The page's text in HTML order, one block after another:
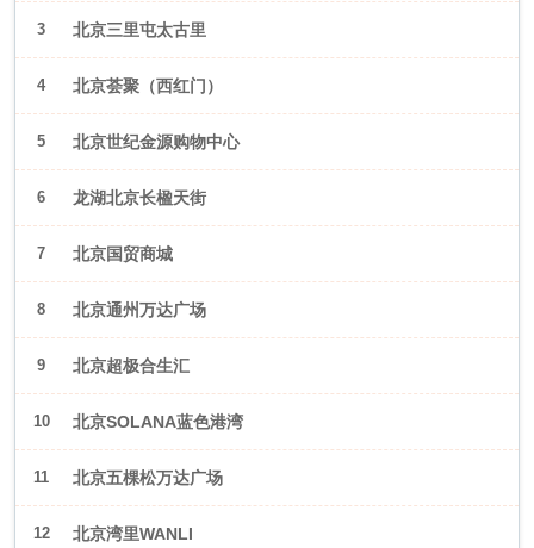
3 北京三里屯太古里
4 北京荟聚（西红门）
5 北京世纪金源购物中心
6 龙湖北京长楹天街
7 北京国贸商城
8 北京通州万达广场
9 北京超极合生汇
10 北京SOLANA蓝色港湾
11 北京五棵松万达广场
12 北京湾里WANLI